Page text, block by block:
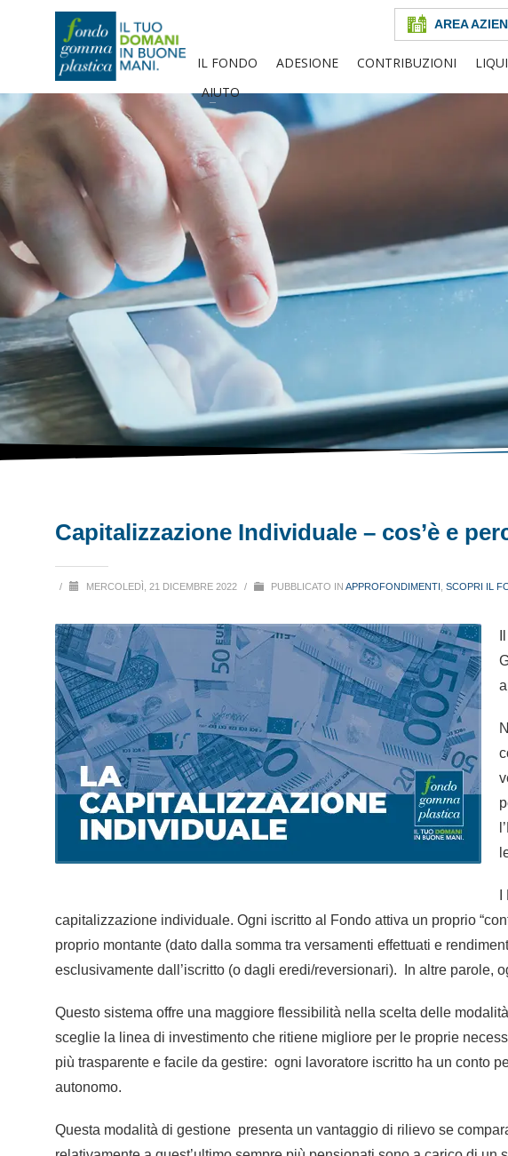
AREA
IL FONDO ADESIONE CONTRIBUZIONI
AIUTO
Capitalizzazione Individuale – cos’è e
/ MERCOLEDÌ, 21 DICEMBRE 2022 / PUBBLICATO IN APPROFONDIMENTI SCOPRI IL
capitalizzazione individuale. Ogni iscritto al Fondo attiva un proprio
proprio montante (dato dalla somma tra versamenti effettuati e
esclusivamente dall’iscritto (o dagli eredi/reversionari). In altre parole,
Questo sistema offre una maggiore flessibilità nella scelta delle
sceglie la linea di investimento che ritiene migliore per le proprie
più trasparente e facile da gestire: ogni lavoratore iscritto ha un conto
autonomo.
Questa modalità di gestione presenta un vantaggio di rilievo se